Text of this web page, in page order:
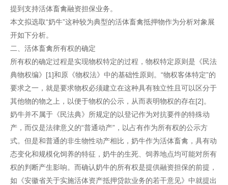
提到支持活体畜禽融资担保业务。
本文拟选取“奶牛”这种较为典型的活体畜禽抵押物作为分析对象展
开如下分析。
二、活体畜禽所有权的确定
所有权的确定过程是实现物权特定的过程，物权特定原则是《民法
典物权编》[1]和原《物权法》中的基础性原则。“物权客体特定”的
要求之一，就是要求物权必须建立在这种具有独立性且可以区分于
其他物的物之上，以便于物权的公示，从而表明物权的存在[2]。
奶牛并不属于《民法典》所规定的以登记作为对抗要件的特殊动
产，而仅是法律意义的“普通动产”，以占有作为所有权的公示方
式。但是和普通的非生物性动产相比，奶牛作为活体畜禽，具有动
态变化和规模化饲养的特征，奶牛的生死、饲养地点均可能对所有
权的判断产生影响。而确认奶牛的所有权是提供融资担保的前提，
如《安徽省关于实施活体资产抵押贷款业务的若干意见》中就提出